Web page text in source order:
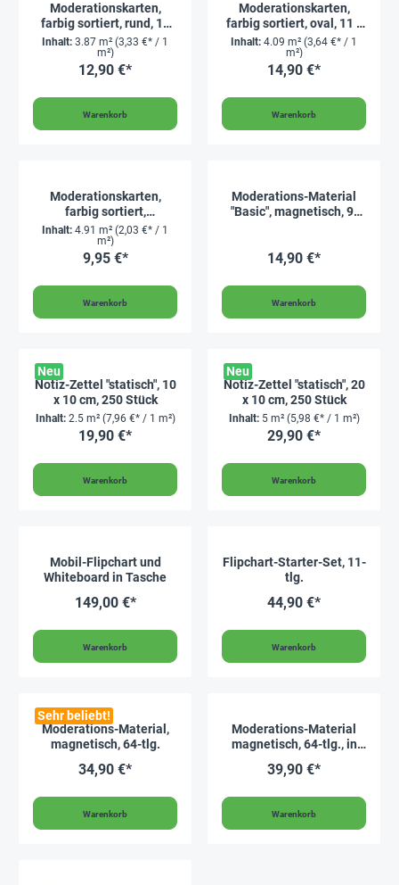
Moderationskarten,
farbig sortiert, rund, 14
cm ø, 250 Stück
Inhalt: 3.87 m² (3,33 €* / 1
m²)
12,90 €*
Warenkorb
Moderationskarten,
farbig sortiert, oval, 11 x
19 cm, 250 Stück
Inhalt: 4.09 m² (3,64 €* / 1
m²)
14,90 €*
Warenkorb
Moderationskarten,
farbig sortiert,
rechteckig, 9,5 x 20,5 cm,
250 Stück
Inhalt: 4.91 m² (2,03 €* / 1
m²)
9,95 €*
Warenkorb
Moderations-Material
"Basic", magnetisch, 9-
14,90 €*
Warenkorb
Neu
Notiz-Zettel "statisch", 10
x 10 cm, 250 Stück
Inhalt: 2.5 m² (7,96 €* / 1 m²)
19,90 €*
Warenkorb
Neu
Notiz-Zettel "statisch", 20
x 10 cm, 250 Stück
Inhalt: 5 m² (5,98 €* / 1 m²)
29,90 €*
Warenkorb
Mobil-Flipchart und
Whiteboard in Tasche
149,00 €*
Warenkorb
Flipchart-Starter-Set, 11-
tlg.
44,90 €*
Warenkorb
Sehr beliebt!
Moderations-Material,
magnetisch, 64-tlg.
34,90 €*
Warenkorb
Moderations-Material
magnetisch, 64-tlg., in
39,90 €*
Warenkorb